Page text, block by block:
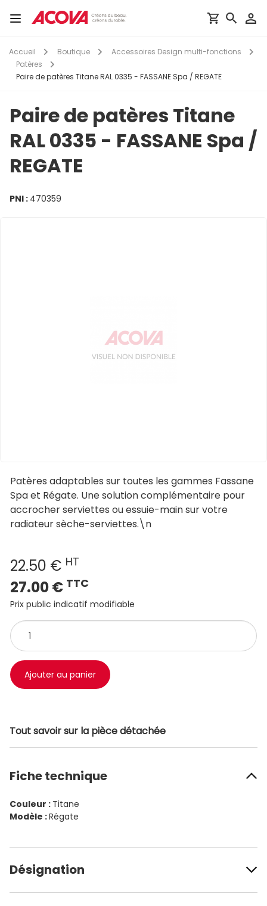
au Toggle
Accueil Boutique
Accessoires Design multi-fonctions
Patères
Paire de patères Titane RAL 0335 - FASSANE Spa / REGATE
Paire de patères Titane
RAL 0335 - FASSANE Spa /
REGATE
PNI : 470359
Patères adaptables sur toutes les gammes Fassane
Spa et Régate. Une solution complémentaire pour
accrocher serviettes ou essuie-main sur votre
radiateur sèche-serviettes.\n
22.50 € HT
27.00 € TTC
Prix public indicatif modifiable
Ajouter au panier
Tout savoir sur la pièce détachée
Fiche technique
Couleur : Titane
Modèle :Régate
Désignation